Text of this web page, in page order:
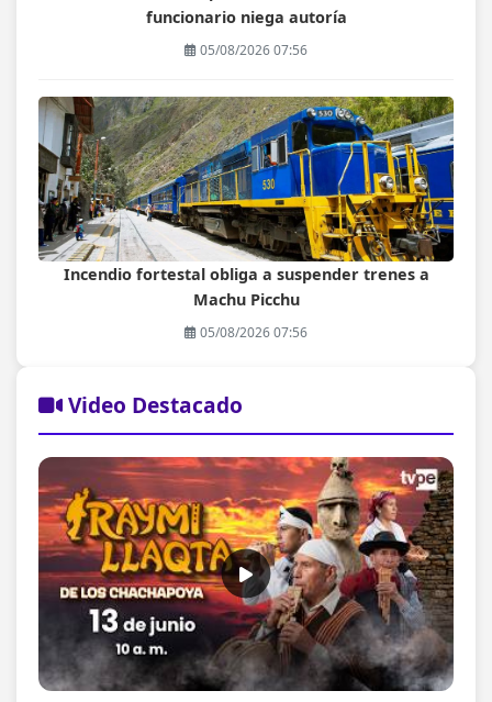
funcionario niega autoría
05/08/2026 07:56
Incendio fortestal obliga a suspender trenes a
Machu Picchu
05/08/2026 07:56
Video Destacado